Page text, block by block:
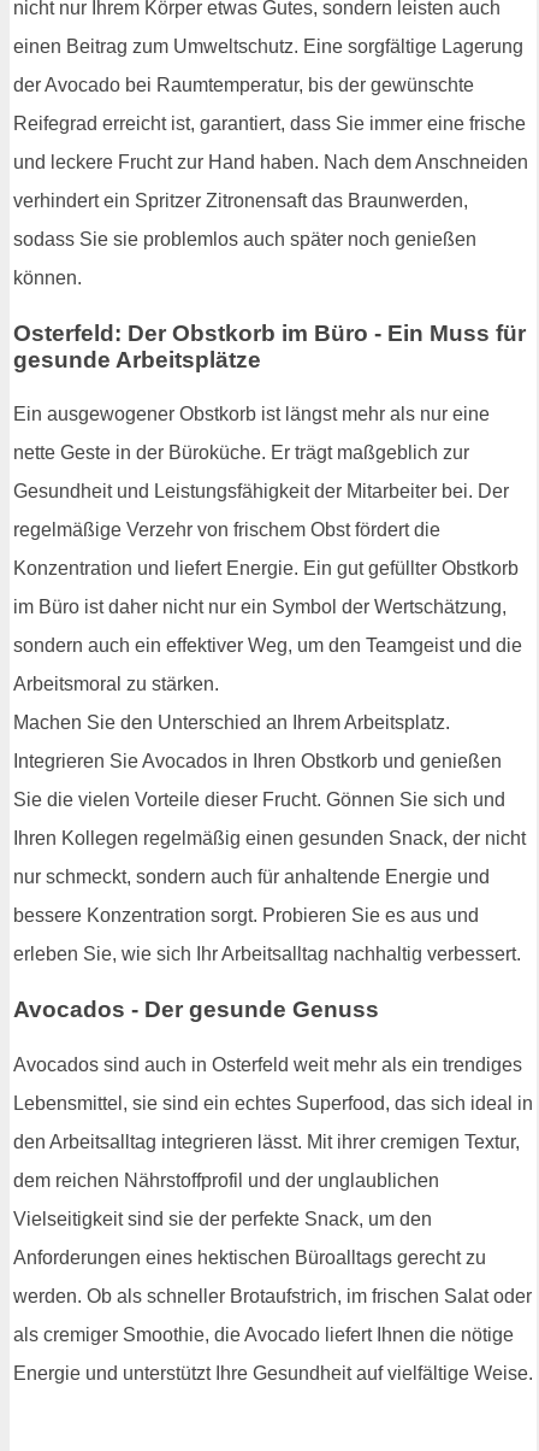
nicht nur Ihrem Körper etwas Gutes, sondern leisten auch
einen Beitrag zum Umweltschutz. Eine sorgfältige Lagerung
der Avocado bei Raumtemperatur, bis der gewünschte
Reifegrad erreicht ist, garantiert, dass Sie immer eine frische
und leckere Frucht zur Hand haben. Nach dem Anschneiden
verhindert ein Spritzer Zitronensaft das Braunwerden,
sodass Sie sie problemlos auch später noch genießen
können.
Osterfeld: Der Obstkorb im Büro - Ein Muss für
gesunde Arbeitsplätze
Ein ausgewogener Obstkorb ist längst mehr als nur eine
nette Geste in der Büroküche. Er trägt maßgeblich zur
Gesundheit und Leistungsfähigkeit der Mitarbeiter bei. Der
regelmäßige Verzehr von frischem Obst fördert die
Konzentration und liefert Energie. Ein gut gefüllter Obstkorb
im Büro ist daher nicht nur ein Symbol der Wertschätzung,
sondern auch ein effektiver Weg, um den Teamgeist und die
Arbeitsmoral zu stärken.
Machen Sie den Unterschied an Ihrem Arbeitsplatz.
Integrieren Sie Avocados in Ihren Obstkorb und genießen
Sie die vielen Vorteile dieser Frucht. Gönnen Sie sich und
Ihren Kollegen regelmäßig einen gesunden Snack, der nicht
nur schmeckt, sondern auch für anhaltende Energie und
bessere Konzentration sorgt. Probieren Sie es aus und
erleben Sie, wie sich Ihr Arbeitsalltag nachhaltig verbessert.
Avocados - Der gesunde Genuss
Avocados sind auch in Osterfeld weit mehr als ein trendiges
Lebensmittel, sie sind ein echtes Superfood, das sich ideal in
den Arbeitsalltag integrieren lässt. Mit ihrer cremigen Textur,
dem reichen Nährstoffprofil und der unglaublichen
Vielseitigkeit sind sie der perfekte Snack, um den
Anforderungen eines hektischen Büroalltags gerecht zu
werden. Ob als schneller Brotaufstrich, im frischen Salat oder
als cremiger Smoothie, die Avocado liefert Ihnen die nötige
Energie und unterstützt Ihre Gesundheit auf vielfältige Weise.